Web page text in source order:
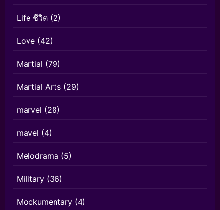
Life ชีวิต (2)
Love (42)
Martial (79)
Martial Arts (29)
marvel (28)
mavel (4)
Melodrama (5)
Military (36)
Mockumentary (4)